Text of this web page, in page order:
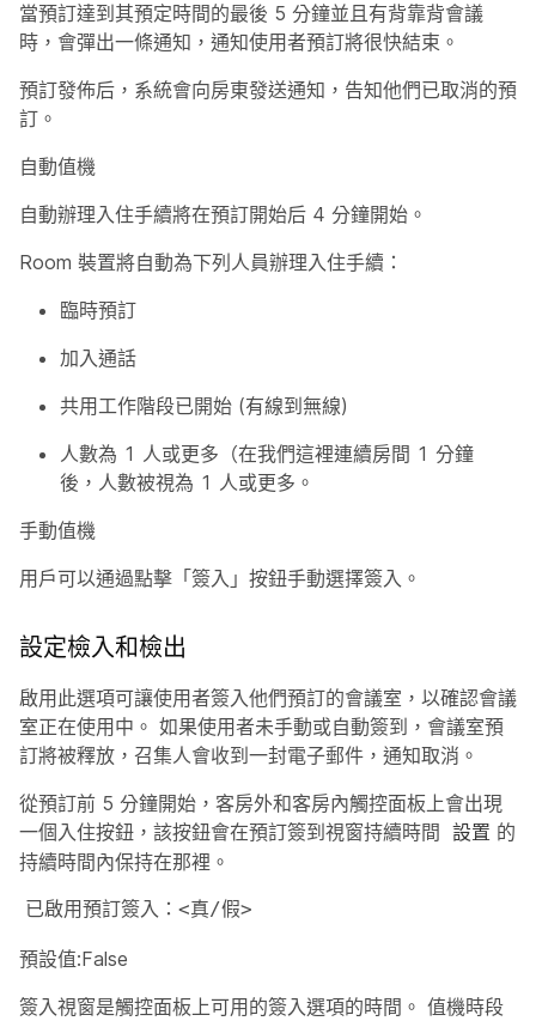
當預訂達到其預定時間的最後 5 分鐘並且有背靠背會議
時，會彈出一條通知，通知使用者預訂將很快結束。
預訂發佈后，系統會向房東發送通知，告知他們已取消的預
訂。
自動值機
自動辦理入住手續將在預訂開始后 4 分鐘開始。
Room 裝置將自動為下列人員辦理入住手續：
臨時預訂
加入通話
共用工作階段已開始 (有線到無線)
人數為 1 人或更多（在我們這裡連續房間 1 分鐘
後，人數被視為 1 人或更多。
手動值機
用戶可以通過點擊「簽入」按鈕手動選擇簽入。
設定檢入和檢出
啟用此選項可讓使用者簽入他們預訂的會議室，以確認會議
室正在使用中。 如果使用者未手動或自動簽到，會議室預
訂將被釋放，召集人會收到一封電子郵件，通知取消。
從預訂前 5 分鐘開始，客房外和客房內觸控面板上會出現
一個入住按鈕，該按鈕會在預訂簽到視窗持續時間
設置 的
持續時間內保持在那裡。
已啟用預訂簽入：<真/假>
預設值:False
簽入視窗是觸控面板上可用的簽入選項的時間。 值機時段